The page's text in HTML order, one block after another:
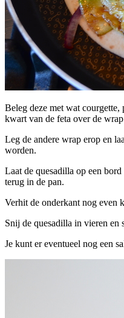
Beleg deze met wat
kwart van de feta over de
Leg de andere wrap erop en
worden.
Laat de quesadilla op een
terug in de pan.
Verhit de onderkant nog even
Snij de quesadilla in vieren en
Je kunt er eventueel nog een